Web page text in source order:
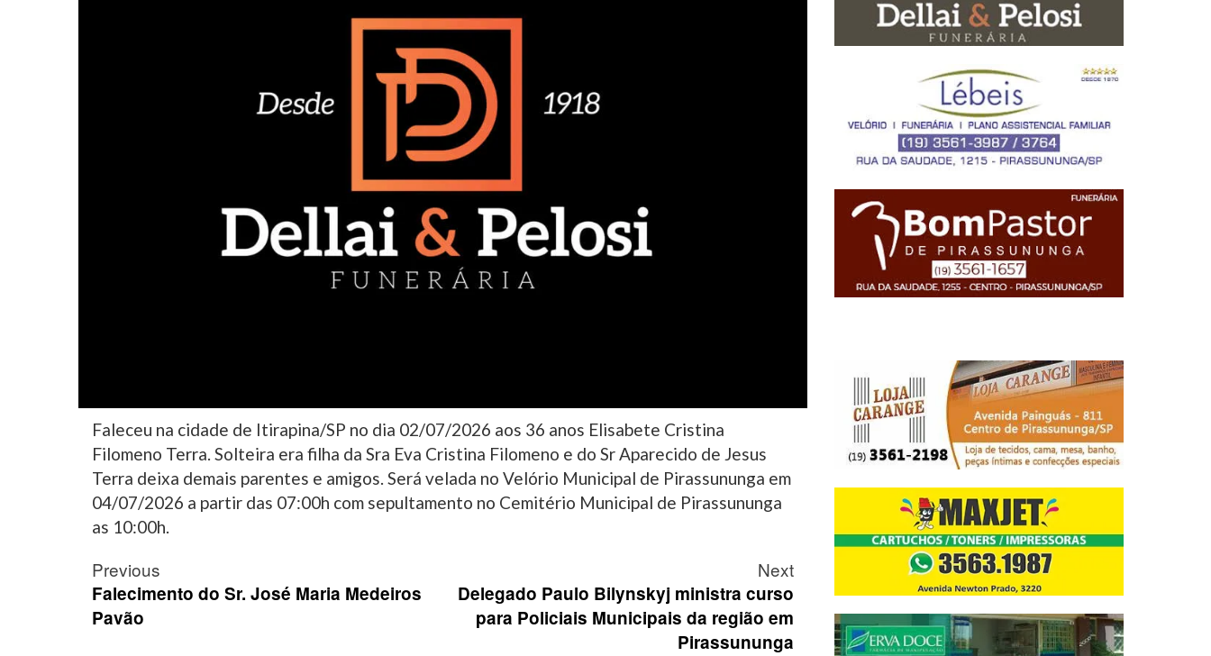
Faleceu na cidade de Itirapina/SP no dia 02/07/2026 aos 36 anos Elisabete Cristina
Filomeno Terra. Solteira era filha da Sra Eva Cristina Filomeno e do Sr Aparecido de Jesus
Terra deixa demais parentes e amigos. Será velada no Velório Municipal de Pirassununga em
04/07/2026 a partir das 07:00h com sepultamento no Cemitério Municipal de Pirassununga
as 10:00h.
Post
navigation
Previous
Falecimento do Sr. José Maria Medeiros
Pavão
Next
Delegado Paulo Bilynskyj ministra curso
para Policiais Municipais da região em
Pirassununga